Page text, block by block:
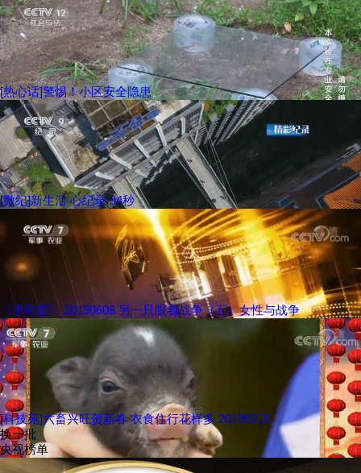
[热心话]警惕！小区安全隐患
[微纪]新生活 心纪录 94秒
《讲武堂》 20190608 另一只眼看战争（五）女性与战争
[科技苑]六畜兴旺贺新春 衣食住行花样多 20190215
换一批
央视榜单